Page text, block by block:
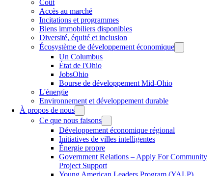
Coût
Accès au marché
Incitations et programmes
Biens immobiliers disponibles
Diversité, équité et inclusion
Écosystème de développement économique
Un Columbus
État de l'Ohio
JobsOhio
Bourse de développement Mid-Ohio
L'énergie
Environnement et développement durable
À propos de nous
Ce que nous faisons
Développement économique régional
Initiatives de villes intelligentes
Énergie propre
Government Relations – Apply For Community
Project Support